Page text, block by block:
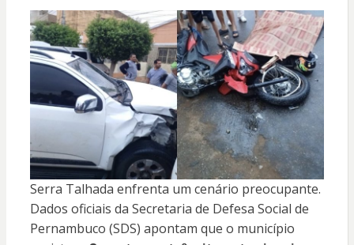
Serra Talhada enfrenta um cenário preocupante.
Dados oficiais da Secretaria de Defesa Social de
Pernambuco (SDS) apontam que o município